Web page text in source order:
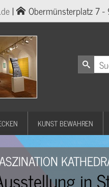
| Obermünsterplatz 7
KUNST BEWAHREN
in